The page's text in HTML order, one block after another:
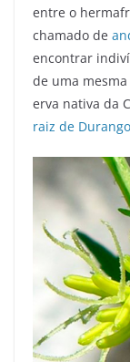
entre o
chamado de
encontrar
de uma
erva nativa da
raiz de Durango